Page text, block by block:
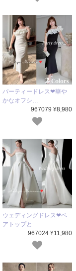
パーティードレス❤華や
かなオフシ…
967079 ¥8,980
ウェディングドレス❤ベ
アトップと…
967024 ¥11,980